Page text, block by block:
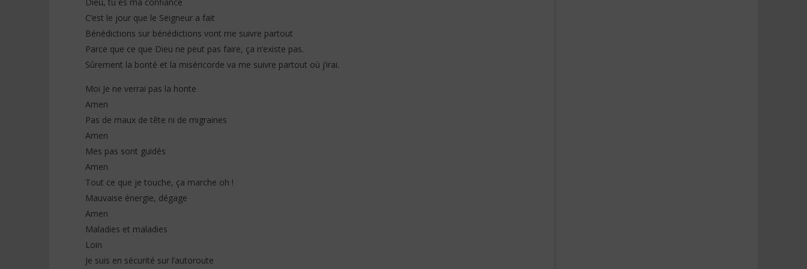
C’est le jour que le Seigneur a fait
Bénédictions sur bénédictions vont me suivre partout
Parce que ce que Dieu ne peut pas faire, ça n’existe pas.
Sûrement la bonté et la miséricorde va me suivre partout où j’irai.
Moi Je ne verrai pas la honte
Amen
Pas de maux de tête ni de migraines
Amen
Mes pas sont guidés
Amen
Tout ce que je touche, ça marche oh !
Mauvaise énergie, dégage
Amen
Maladies et maladies
Loin
Je suis en sécurité sur l’autoroute